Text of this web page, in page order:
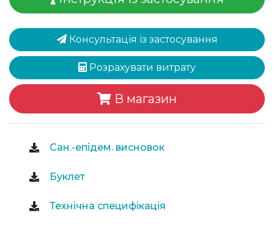
Консультація із застосування
Розрахувати витрату
В магазин
Сан.-епідем. висновок
Буклет
Технічна специфікація